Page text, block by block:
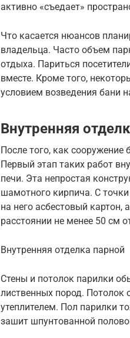
активно «съедает»
Что касается нюансов
владельца. Часто объем
отдыха. Париться
вместе. Кроме того,
условием возведения бани
Внутренняя
После того, как
Первый этап таких работ
печи. Эта непростая
шамотного кирпича. С
на него асбестовый картон,
расстоянии не менее 50 см
Внутренняя отделка парной
Стены и потолок парилки
лиственных пород. Потолок
утеплителем. Пол парилки
зашит шпунтованной